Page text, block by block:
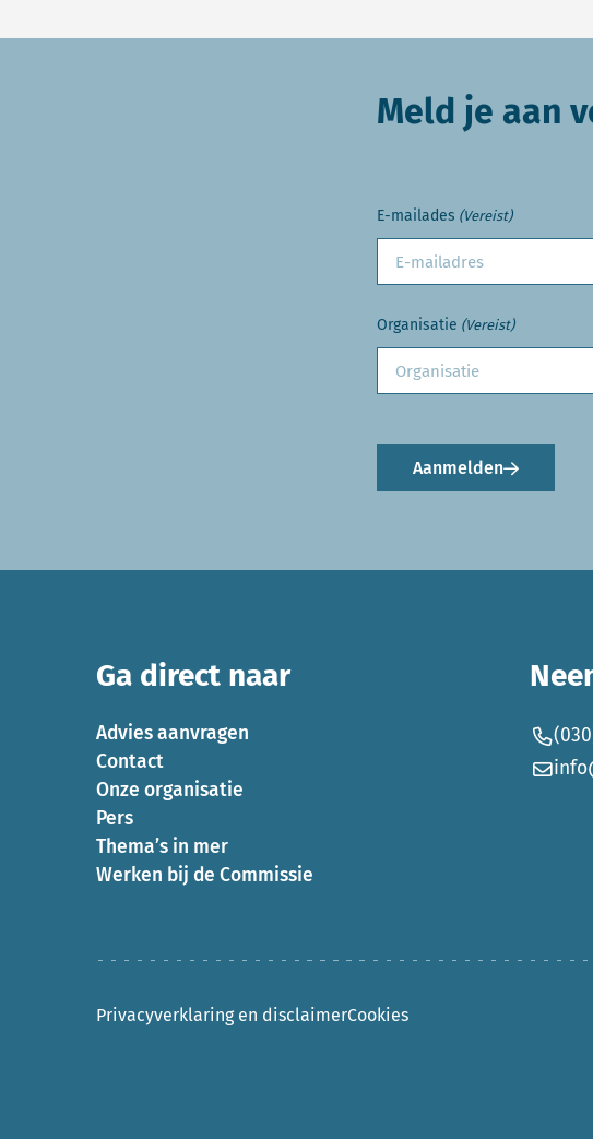
Meld je aan
E-mailades (Vereist)
Organisatie (Vereist)
Aanmelden
Ga direct naar
Advies aanvragen
Contact
Onze organisatie
Pers
Thema’s in mer
Werken bij de Commissie
Privacyverklaring en disclaimerCookies